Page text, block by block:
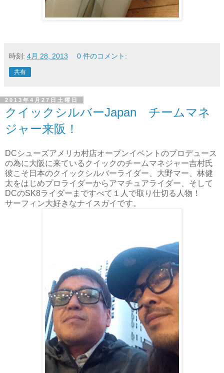
時刻: 4月 28, 2013 0 件のコメント:
共有
2013年4月27日土曜日
クイックシルバーJapan チームマネ
ジャー来阪！
DCシューズアメリカ村店オープンイベントのプロデュース
の為に大阪に来ているクイックのチームマネジャー吉村氏
彼こそ日本のクイックシルバーライダー、大野マー、林健
太をはじめプロライダーからアマチュアライダー、そして
DCのSK8ライダーまですべて１人で取り仕切る人物！
サーフィン大好きなナイスガイです。